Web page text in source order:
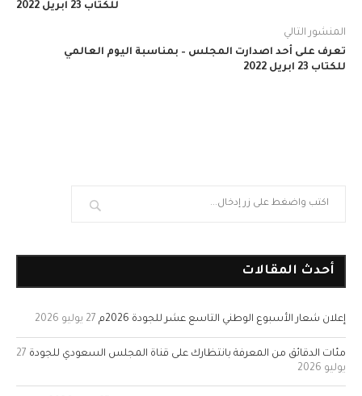
للكتاب 23 ابريل 2022
المنشور التالي
تعرف على أحد اصدارت المجلس – بمناسبة اليوم العالمي
للكتاب 23 ابريل 2022
أحدث المقالات
إعلان شعار الأسبوع الوطني التاسع عشر للجودة 2026م 27 يوليو 2026
مئات الدقائق من المعرفة بانتظارك على قناة المجلس السعودي للجودة 27
يوليو 2026